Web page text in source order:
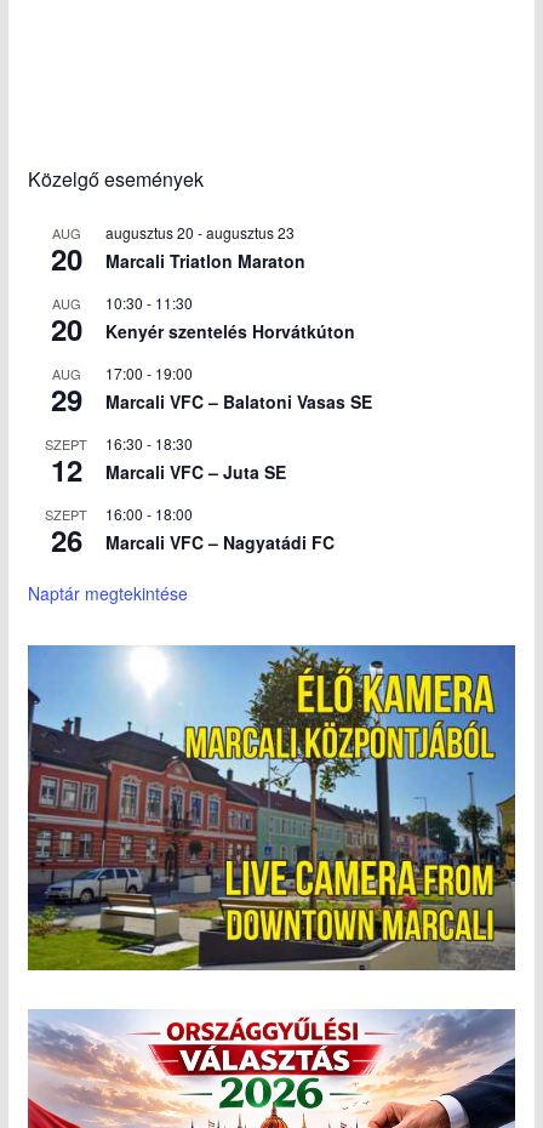
Közelgő események
AUG
20
augusztus 20 -augusztus 23
Marcali Triatlon Maraton
AUG
20
10:30 - 11:30
Kenyér szentelés Horvátkúton
AUG
29
17:00 - 19:00
Marcali VFC – Balatoni Vasas SE
SZEPT
12
16:30 - 18:30
Marcali VFC – Juta SE
SZEPT
26
16:00 - 18:00
Marcali VFC – Nagyatádi FC
Naptár megtekintése